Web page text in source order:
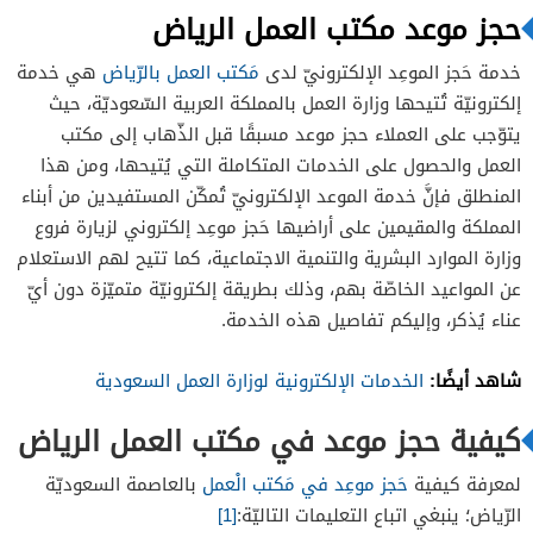
حجز موعد مكتب العمل الرياض
خدمة حَجز الموعِد الإلكترونيّ لدى مَكتب العمل بالرّياض هي خدمة
إلكترونيّة تُتيحها وزارة العمل بالمملكة العربية السّعوديّة، حيث
يتوّجب على العملاء حجز موعد مسبقًا قبل الذّهاب إلى مكتب
العمل والحصول على الخدمات المتكاملة التي يُتيحها، ومن هذا
المنطلق فإنَّ خدمة الموعد الإلكترونيّ تُمكّن المستفيدين من أبناء
المملكة والمقيمين على أراضيها حَجز موعِد إلكتروني لزيارة فروع
وزارة الموارد البشرية والتنمية الاجتماعية، كما تتيح لهم الاستعلام
عن المواعيد الخاصّة بهم، وذلك بطريقة إلكترونيّة متميّزة دون أيّ
عناء يُذكر، وإليكم تفاصيل هذه الخدمة.
شاهد أيضًا: الخدمات الإلكترونية لوزارة العمل السعودية
كيفية حجز موعد في مكتب العمل الرياض
لمعرفة كيفية حَجز موعِد في مَكتب الْعمل بالعاصمة السعوديّة
الرّياض؛ ينبغي اتباع التعليمات التاليّة:[1]